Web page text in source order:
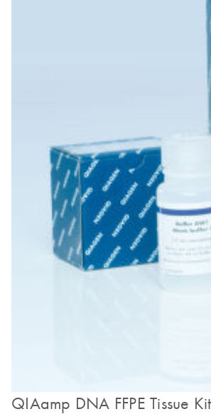
QIAamp DNA FFPE Tissue